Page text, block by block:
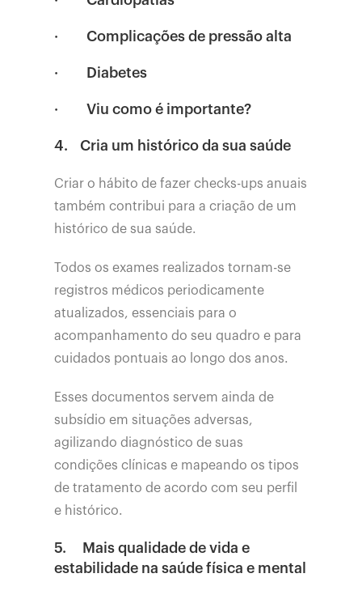
· Complicações de pressão alta
· Diabetes
· Viu como é importante?
4.Cria um histórico da sua saúde
Criar o hábito de fazer checks-ups anuais
também contribui para a criação de um
histórico de sua saúde.
Todos os exames realizados tornam-se
registros médicos periodicamente
atualizados, essenciais para o
acompanhamento do seu quadro e para
cuidados pontuais ao longo dos anos.
Esses documentos servem ainda de
subsídio em situações adversas,
agilizando diagnóstico de suas
condições clínicas e mapeando os tipos
de tratamento de acordo com seu perfil
e histórico.
5.
Mais qualidade de vida e
estabilidade na saúde física e mental